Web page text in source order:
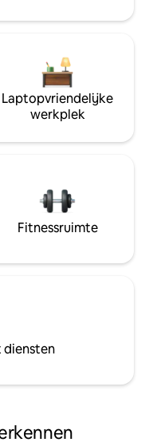
Laptopvriendelijke
werkplek
Fitnessruimte